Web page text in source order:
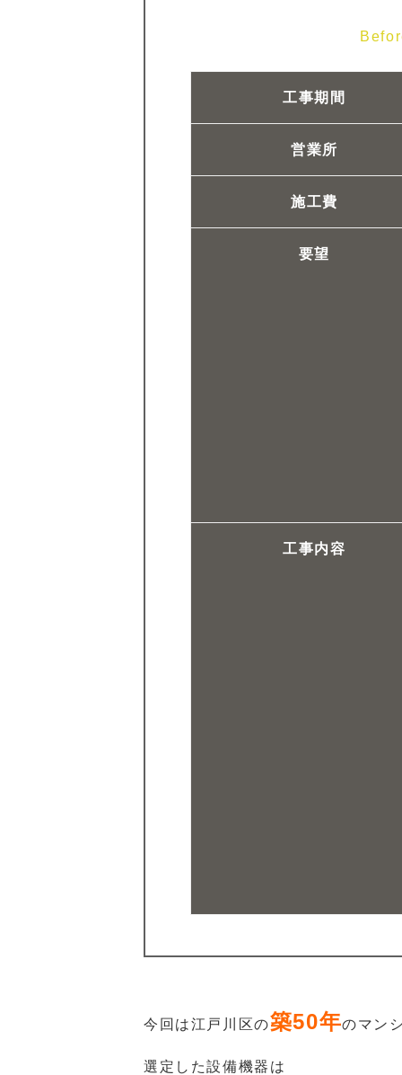
工事期間
営業所
施工費
要望
工事内容
今回は江戸川区の築50年のマン
選定した設備機器は